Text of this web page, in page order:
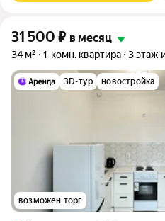
31 500 ₽ в месяц
34 м² 1-комн. квартира 3 этаж
3D-тур новостройка
возможен торг